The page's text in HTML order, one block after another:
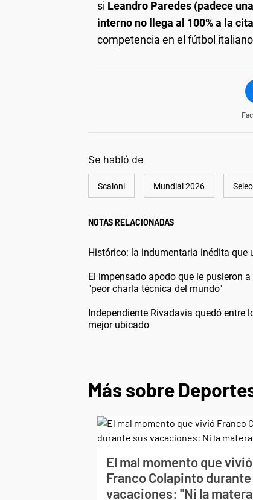
si Leandro Paredes (padece
interno no llega al 100% a la
competencia en el fútbol
Se habló de
Scaloni Mundial 2026
NOTAS RELACIONADAS
Histórico: la indumentaria inédita que
El impensado apodo que le pusieron
"peor charla técnica del mundo"
Independiente Rivadavia quedó entre
mejor ubicado
Más sobre
El mal momento que vivió
Franco Colapinto
vacaciones: "Ni la matera